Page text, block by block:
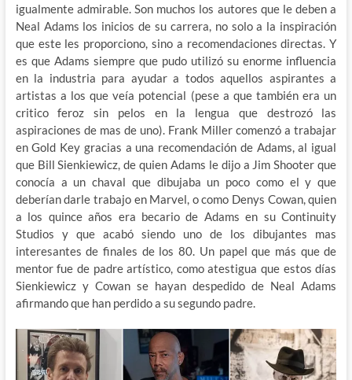
igualmente admirable. Son muchos los autores que le deben a
Neal Adams los inicios de su carrera, no solo a la inspiración
que este les proporciono, sino a recomendaciones directas. Y
es que Adams siempre que pudo utilizó su enorme influencia
en la industria para ayudar a todos aquellos aspirantes a
artistas a los que veía potencial (pese a que también era un
critico feroz sin pelos en la lengua que destrozó las
aspiraciones de mas de uno). Frank Miller comenzó a trabajar
en Gold Key gracias a una recomendación de Adams, al igual
que Bill Sienkiewicz, de quien Adams le dijo a Jim Shooter que
conocía a un chaval que dibujaba un poco como el y que
deberían darle trabajo en Marvel, o como Denys Cowan, quien
a los quince años era becario de Adams en su Continuity
Studios y que acabó siendo uno de los dibujantes mas
interesantes de finales de los 80. Un papel que más que de
mentor fue de padre artístico, como atestigua que estos días
Sienkiewicz y Cowan se hayan despedido de Neal Adams
afirmando que han perdido a su segundo padre.